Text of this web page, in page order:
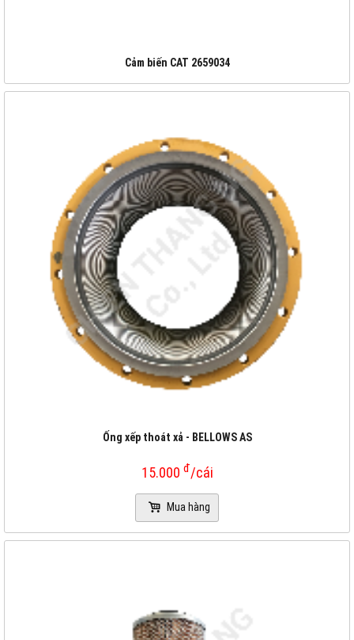
Cảm biến CAT 2659034
Ống xếp thoát xả - BELLOWS AS
15.000 đ/cái
Mua hàng